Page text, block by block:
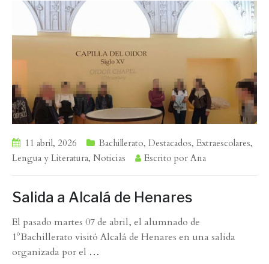
11 abril, 2026 Bachillerato, Destacados, Extraescolares,
Lengua y Literatura, Noticias Escrito por Ana
Salida a Alcalá de Henares
El pasado martes 07 de abril, el alumnado de
1ºBachillerato visitó Alcalá de Henares en una salida
organizada por el …